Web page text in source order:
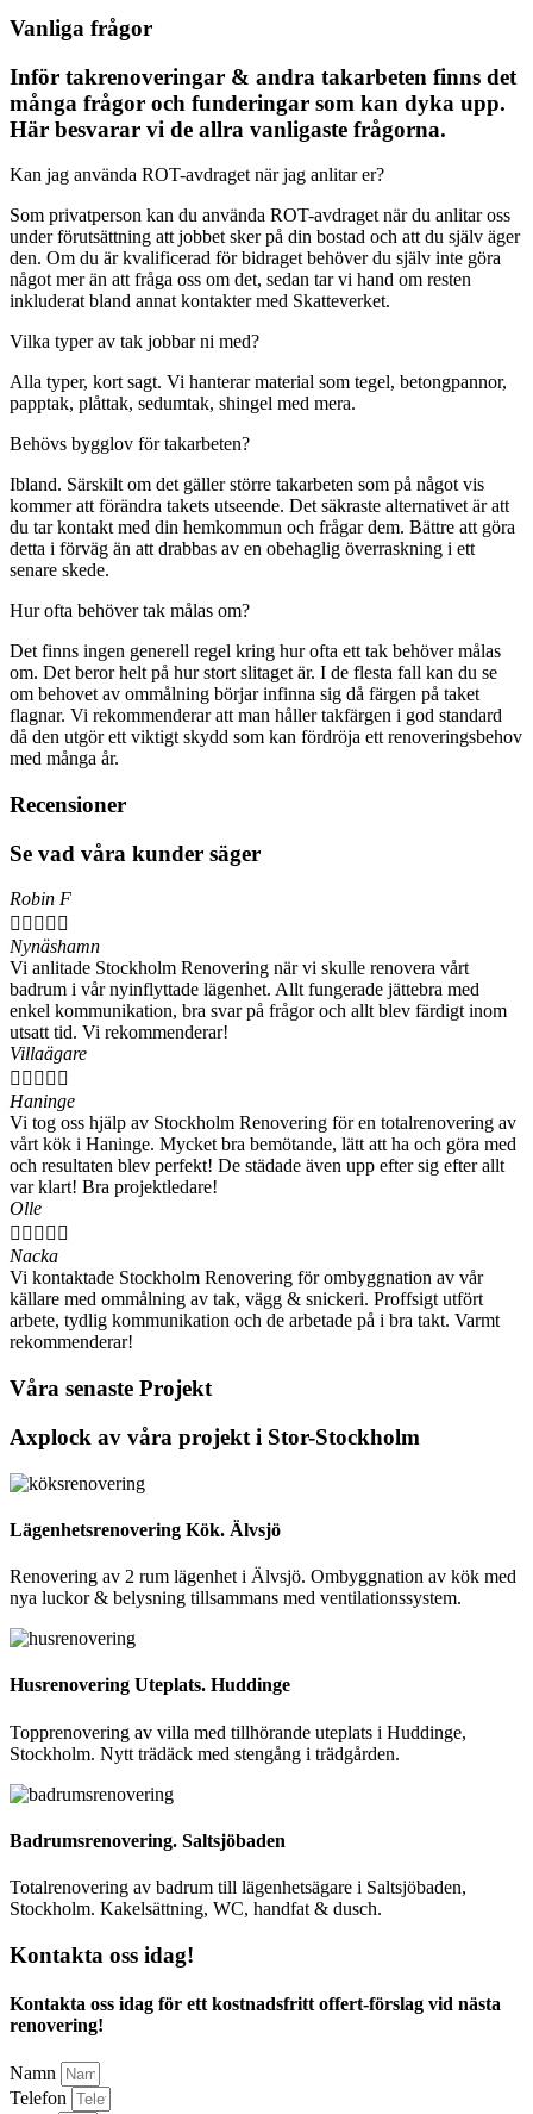
Vanliga frågor
Inför takrenoveringar & andra takarbeten finns det
många frågor och funderingar som kan dyka upp.
Här besvarar vi de allra vanligaste frågorna.
Kan jag använda ROT-avdraget när jag anlitar er?
Som privatperson kan du använda ROT-avdraget när du anlitar oss
under förutsättning att jobbet sker på din bostad och att du själv äger
den. Om du är kvalificerad för bidraget behöver du själv inte göra
något mer än att fråga oss om det, sedan tar vi hand om resten
inkluderat bland annat kontakter med Skatteverket.
Vilka typer av tak jobbar ni med?
Alla typer, kort sagt. Vi hanterar material som tegel, betongpannor,
papptak, plåttak, sedumtak, shingel med mera.
Behövs bygglov för takarbeten?
Ibland. Särskilt om det gäller större takarbeten som på något vis
kommer att förändra takets utseende. Det säkraste alternativet är att
du tar kontakt med din hemkommun och frågar dem. Bättre att göra
detta i förväg än att drabbas av en obehaglig överraskning i ett
senare skede.
Hur ofta behöver tak målas om?
Det finns ingen generell regel kring hur ofta ett tak behöver målas
om. Det beror helt på hur stort slitaget är. I de flesta fall kan du se
om behovet av ommålning börjar infinna sig då färgen på taket
flagnar. Vi rekommenderar att man håller takfärgen i god standard
då den utgör ett viktigt skydd som kan fördröja ett renoveringsbehov
med många år.
Recensioner
Se vad våra kunder säger
Robin F
    
Nynäshamn
Vi anlitade Stockholm Renovering när vi skulle renovera vårt
badrum i vår nyinflyttade lägenhet. Allt fungerade jättebra med
enkel kommunikation, bra svar på frågor och allt blev färdigt inom
utsatt tid. Vi rekommenderar!
Villaägare
    
Haninge
Vi tog oss hjälp av Stockholm Renovering för en totalrenovering av
vårt kök i Haninge. Mycket bra bemötande, lätt att ha och göra med
och resultaten blev perfekt! De städade även upp efter sig efter allt
var klart! Bra projektledare!
Olle
    
Nacka
Vi kontaktade Stockholm Renovering för ombyggnation av vår
källare med ommålning av tak, vägg & snickeri. Proffsigt utfört
arbete, tydlig kommunikation och de arbetade på i bra takt. Varmt
rekommenderar!
Våra senaste Projekt
Axplock av våra projekt i Stor-Stockholm
Lägenhetsrenovering Kök. Älvsjö
Renovering av 2 rum lägenhet i Älvsjö. Ombyggnation av kök med
nya luckor & belysning tillsammans med ventilationssystem.
Husrenovering Uteplats. Huddinge
Topprenovering av villa med tillhörande uteplats i Huddinge,
Stockholm. Nytt trädäck med stengång i trädgården.
Badrumsrenovering. Saltsjöbaden
Totalrenovering av badrum till lägenhetsägare i Saltsjöbaden,
Stockholm. Kakelsättning, WC, handfat & dusch.
Kontakta oss idag!
Kontakta oss idag för ett kostnadsfritt offert-förslag vid nästa
renovering!
Namn
Telefon